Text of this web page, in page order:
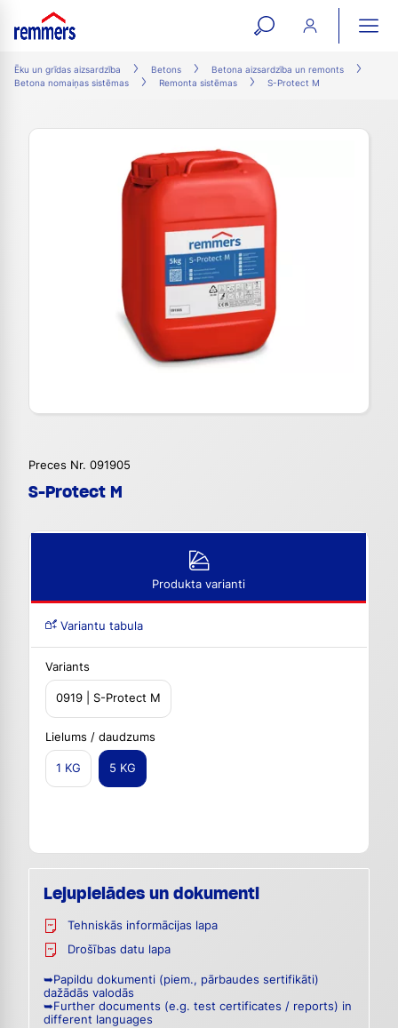
open
search
Ēku un grīdas aizsardzība Betons
Betona aizsardzība un remonts
Betona nomaiņas sistēmas
Remonta sistēmas S-Protect M
Preces Nr. 091905
S-Protect M
Produkta varianti
Variantu tabula
Variants
0919 | S-Protect M
Lielums / daudzums
1 KG 5 KG
Lejupielādes un dokumenti
Tehniskās informācijas lapa
Drošības datu lapa
➥Papildu dokumenti (piem., pārbaudes sertifikāti)
dažādās valodās
➥Further documents (e.g. test certificates / reports) in
different languages